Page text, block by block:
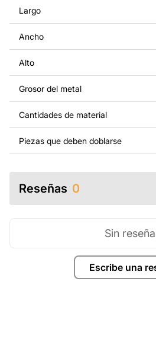
modificados.
Por un precio adicional,
haciendo otros cambios para
un producto de metal, ponte en
Si tienes alguna pregunta o
siempre listos para ayudarte.
Largo
Ancho
Alto
Grosor del metal
Cantidades de material
Piezas que deben doblarse
Reseñas 0
Escribe una
Sin